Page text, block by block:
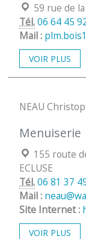
59 rue de
Tél.06 64 45
Mail :
VOIR PLUS
NEAU
Menuiserie
155 route
ECLUSE
Tél.06 81 37
Mail :
Site Internet :
VOIR PLUS